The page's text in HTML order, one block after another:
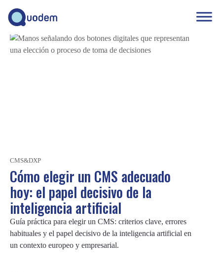
A
r
s
s
o
b
r
e
i
CMS&DXP
Cómo elegir un CMS adecuado
hoy: el papel decisivo de la
inteligencia artificial
Guía práctica para elegir un CMS: criterios clave, errores
habituales y el papel decisivo de la inteligencia artificial en
un contexto europeo y empresarial.